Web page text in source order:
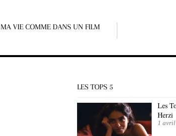
MA VIE COMME DANS UN FILM
LES TOPS 5
Les
Herzi
1